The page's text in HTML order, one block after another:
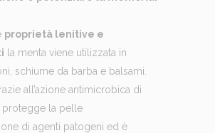
proprietà lenitive e
la menta viene utilizzata in
schiume da barba e balsami.
all’azione antimicrobica di
protegge la pelle
di agenti patogeni ed è